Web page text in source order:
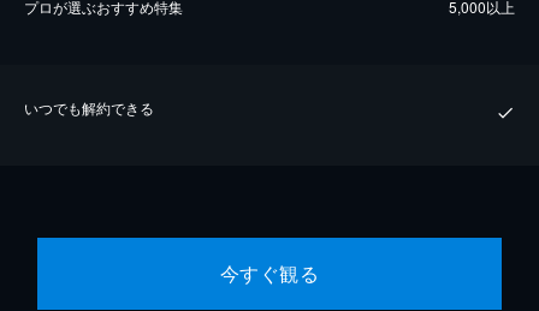
プロが選ぶおすすめ特集 5,000以上
いつでも解約できる
今すぐ観る